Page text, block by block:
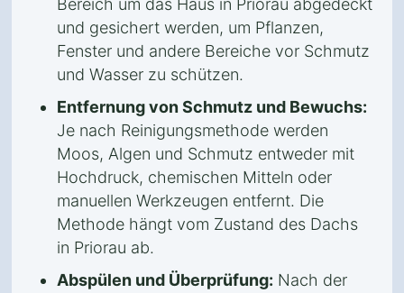
Bereich um das Haus in Priorau abgedeckt
und gesichert werden, um Pflanzen,
Fenster und andere Bereiche vor Schmutz
und Wasser zu schützen.
Entfernung von Schmutz und Bewuchs:
Je nach Reinigungsmethode werden
Moos, Algen und Schmutz entweder mit
Hochdruck, chemischen Mitteln oder
manuellen Werkzeugen entfernt. Die
Methode hängt vom Zustand des Dachs
in Priorau ab.
Abspülen und Überprüfung: Nach der